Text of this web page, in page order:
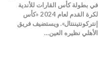
في بطولة كأس القارات للأندية
لكرة القدم لعام 2024 «كأس
إنتركونتيننتال». ويستضيف فريق
الأهلي نظيره العين…